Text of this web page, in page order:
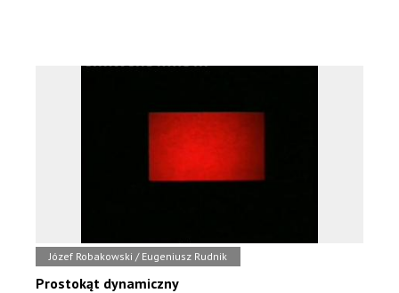
Józef Robakowski / Eugeniusz Rudnik
Prostokąt dynamiczny